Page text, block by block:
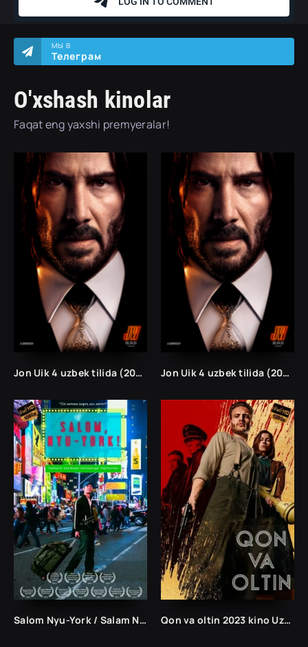
O'xshash kinolar
Faqat eng yaxshi premyeralar!
МЫ В
Телеграм
Jon Uik 4 uzbek tilida (2023) Jon Uik 4 uzbek tilida (2023)
Salom Nyu-York / Salam New York Uzbek tilida o'zbekcha 2013 tarjima kino skachat Salom Nyu-York / Salam New York Uzbek tilida o'zbekcha 2013 tarjima kino skachat Год: 2023 Qon va oltin 2023 kino Uzbek tilida O'zbekcha tarjima kino 720p 1080p HD skachat